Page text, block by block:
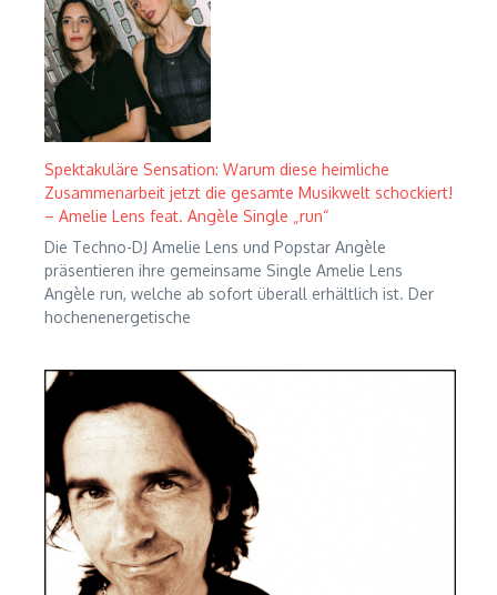
Spektakuläre Sensation: Warum diese heimliche
Zusammenarbeit jetzt die gesamte Musikwelt schockiert!
– Amelie Lens feat. Angèle Single „run“
Die Techno-DJ Amelie Lens und Popstar Angèle
präsentieren ihre gemeinsame Single Amelie Lens
Angèle run, welche ab sofort überall erhältlich ist. Der
hochenenergetische